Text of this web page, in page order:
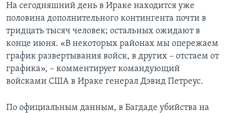
Learning English
СОЦИАЛЬНЫЕ СЕТИ
На сегодняшний день в Ираке находится уже
половина дополнительного контингента почти в
тридцать тысяч человек; остальных ожидают в
конце июня. «В некоторых районах мы опережаем
график развертывания войск, в других – отстаем от
графика», – комментирует командующий
войсками США в Ираке генерал Дэвид Петреус.
По официальным данным, в Багдаде убийства на